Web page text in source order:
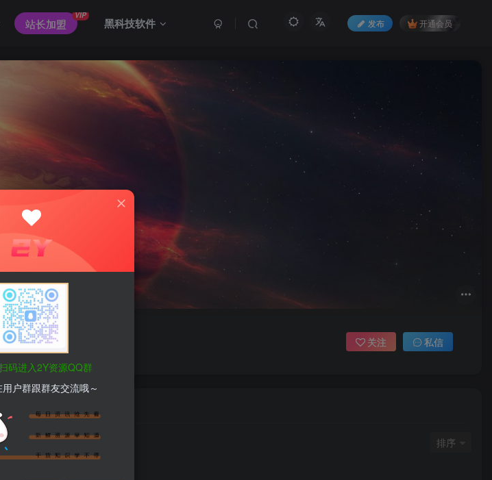
站长加盟
VIP
黑科技软件 发布 开通会员
关注 私信
排序
码进入2Y资源QQ群
户群跟群友交流哦～